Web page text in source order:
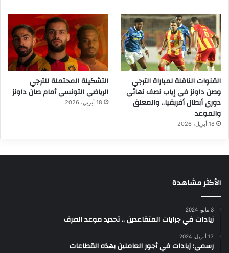
القنوات الناقلة لمباراة الترجي
وصن داونز في إياب نصف نهائي
دوري أبطال أفريقيا.. والمعلق
والموعد
18 أبريل، 2026
التشكيلة المحتملة للترجي
الرياضي التونسي أمام صان داونز
18 أبريل، 2026
الأكثر مشاهدة
3 مايو، 2024
زيادات في جرايات المتقاعدين .. تحديد موعد الصرف
17 أبريل، 2024
رسمي: زيادات في أجور العاملين بهذه القطاعات